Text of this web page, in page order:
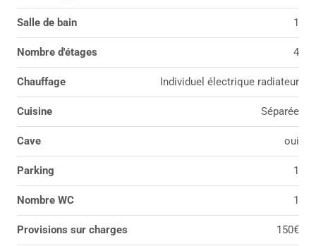
Salle de bain 1
Nombre d'étages 4
Chauffage Individuel électrique radiateur
Cuisine Séparée
Cave oui
Parking 1
Nombre WC 1
Provisions sur charges 150€